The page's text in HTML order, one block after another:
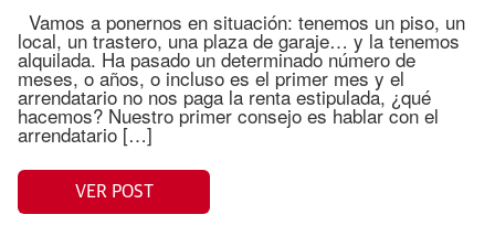
Vamos a ponernos en situación: tenemos un piso, un
local, un trastero, una plaza de garaje… y la tenemos
alquilada. Ha pasado un determinado número de
meses, o años, o incluso es el primer mes y el
arrendatario no nos paga la renta estipulada, ¿qué
hacemos? Nuestro primer consejo es hablar con el
arrendatario […]
VER POST